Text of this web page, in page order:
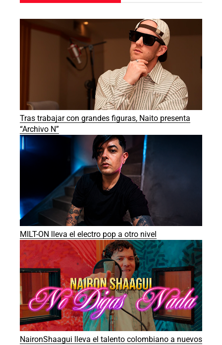
Tras trabajar con grandes figuras, Naito presenta
“Archivo N”
MILT-ON lleva el electro pop a otro nivel
NaironShaagui lleva el talento colombiano a nuevos